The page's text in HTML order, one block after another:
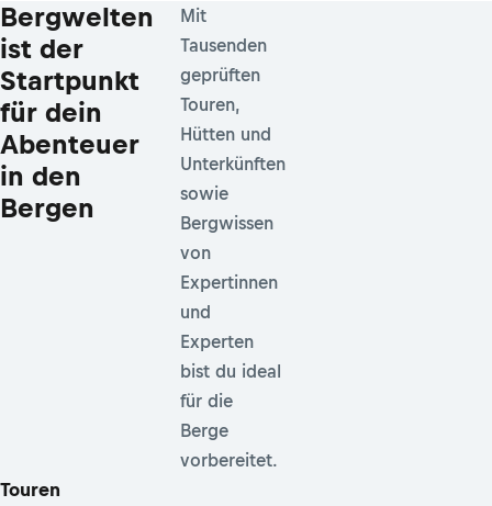
Bergwelten
ist der
Startpunkt
für dein
Abenteuer
in den
Bergen
Mit
Tausenden
geprüften
Touren,
Hütten und
Unterkünften
sowie
Bergwissen
von
Expertinnen
und
Experten
bist du ideal
für die
Berge
vorbereitet.
Touren